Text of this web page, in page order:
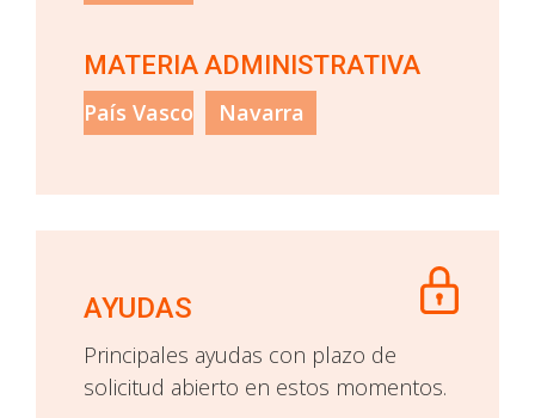
MATERIA ADMINISTRATIVA
País Vasco Navarra
AYUDAS
Principales ayudas con plazo de
solicitud abierto en estos momentos.